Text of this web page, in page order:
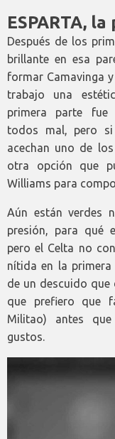
ESPARTA,
Después de los
brillante en esa
formar Camavinga y
trabajo una
primera parte fue
todos mal, pero
acechan uno de
otra opción que
Williams para
Aún están verdes
presión, para qué
pero el Celta no
nítida en la
de un descuido
que prefiero que
Militao) antes
gustos.